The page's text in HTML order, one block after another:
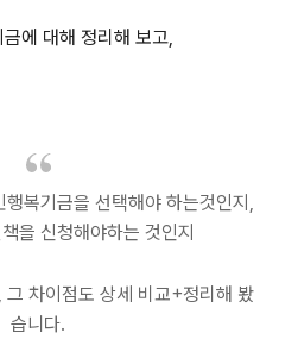
에 대해 정리해 보고,
복기금을 선택해야 하는것인지,
을 신청해야하는 것인지
그 차이점도 상세 비교+정리해 봤
습니다.